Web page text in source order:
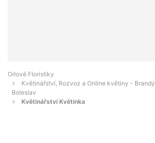
Orlové Floristiky
Květinářství, Rozvoz a Online květiny -
Boleslav
Květinářství Květinka